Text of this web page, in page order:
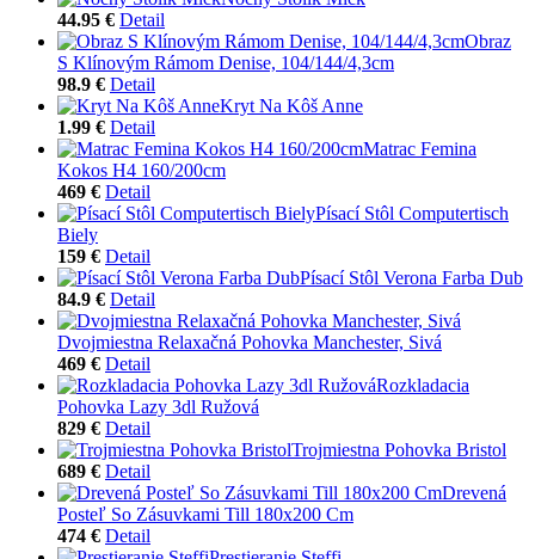
44.95 € Detail
Obraz
S Klínovým Rámom Denise, 104/144/4,3cm
98.9 € Detail
Kryt Na Kôš Anne
1.99 € Detail
Matrac Femina
Kokos H4 160/200cm
469 € Detail
Písací Stôl Computertisch
Biely
159 € Detail
Písací Stôl Verona Farba Dub
84.9 € Detail
Dvojmiestna Relaxačná Pohovka Manchester, Sivá
469 € Detail
Rozkladacia
Pohovka Lazy 3dl Ružová
829 € Detail
Trojmiestna Pohovka Bristol
689 € Detail
Drevená
Posteľ So Zásuvkami Till 180x200 Cm
474 € Detail